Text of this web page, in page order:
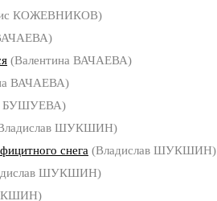
КОЖЕВНИКОВ)
(Валентина ВАЧАЕВА)
ВАЧАЕВА)
БУШУЕВА)
ШУКШИН)
снега (Владислав ШУКШИН)
ШУКШИН)